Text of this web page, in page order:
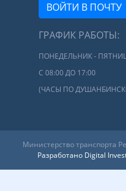
ВОЙТИ В ПОЧТУ
ГРАФИК РАБОТЫ:
ПОНЕДЕЛЬНИК -
С 08:00 ДО 17:00
(ЧАСЫ ПО
Министерство транспорта
Разработано Digital